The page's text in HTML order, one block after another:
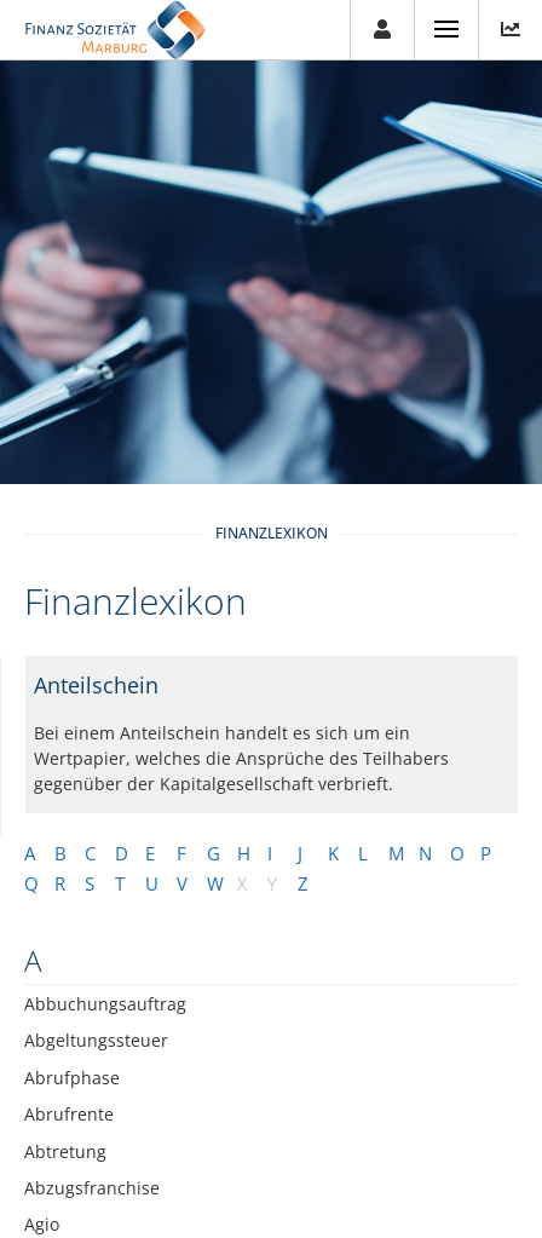
FINANZLEXIKON
Finanzlexikon
A B C D E F G H I J K L M N O
P
Q
R S T U V W X Y Z
A
Abbuchungsauftrag
Abgeltungssteuer
Abrufphase
Abrufrente
Abtretung
Abzugsfranchise
Agio
Anteilschein
Bei einem Anteilschein handelt es sich um ein
Wertpapier, welches die Ansprüche des Teilhabers
gegenüber der Kapitalgesellschaft verbrieft.